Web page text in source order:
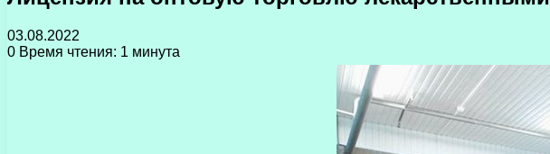
03.08.2022
0 Время чтения: 1 минута